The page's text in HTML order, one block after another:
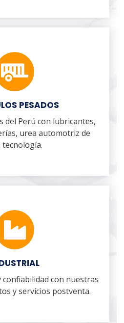
PESADOS
del Perú con lubricantes,
urea automotriz de
tecnología.
confiabilidad con nuestras
y servicios postventa.